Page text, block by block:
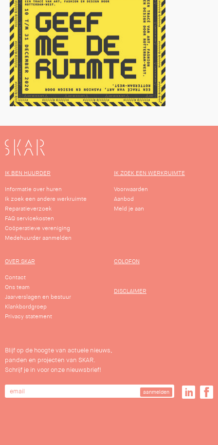
SKAR
IK BEN HUURDER
Informatie over huren
Ik zoek een andere werkruimte
Reparatieverzoek
FAQ servicekosten
Coöperatieve vereniging
Medehuurder aanmelden
IK ZOEK EEN WERKRUIMTE
Voorwaarden
Aanbod
Meld je aan
OVER SKAR
Contact
Ons team
Jaarverslagen en bestuur
Klankbordgroep
Privacy statement
COLOFON
DISCLAIMER
Blijf op de hoogte van actuele nieuws,
panden en projecten van SKAR.
Schrijf je in voor onze nieuwsbrief!